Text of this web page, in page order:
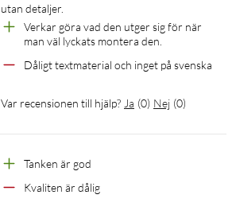
utan detaljer.
Verkar göra vad den utger sig för när
man väl lyckats montera den.
Dåligt textmaterial och inget på svenska
Var recensionen till hjälp? Ja (0) Nej (0)
Tanken är god
Kvaliten är dålig